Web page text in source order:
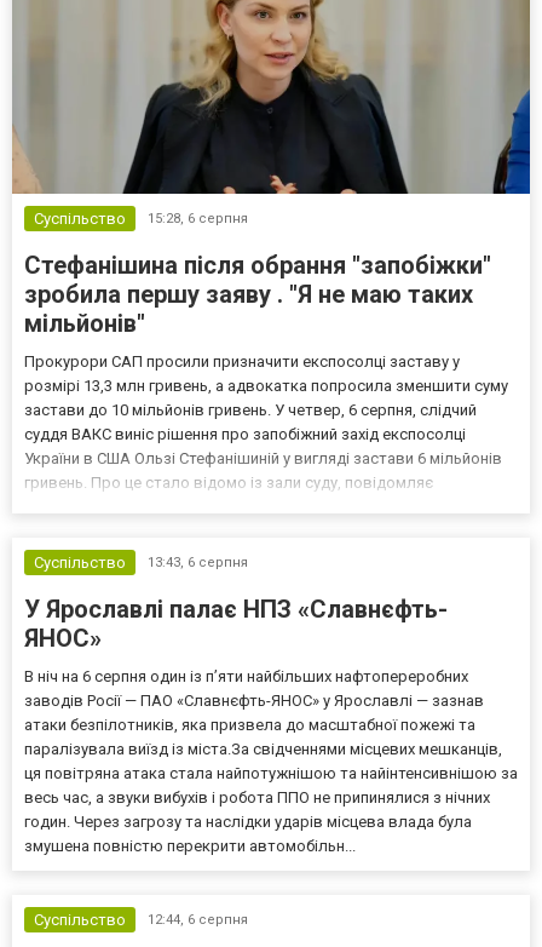
Суспільство 15:28, 6 серпня
Стефанішина після обрання "запобіжки"
зробила першу заяву . "Я не маю таких
мільйонів"
Прокурори САП просили призначити експосолці заставу у
розмірі 13,3 млн гривень, а адвокатка попросила зменшити суму
застави до 10 мільйонів гривень. У четвер, 6 серпня, слідчий
суддя ВАКС виніс рішення про запобіжний захід експосолці
України в США Ользі Стефанішиній у вигляді застави 6 мільйонів
гривень. Про це стало відомо із зали суду, повідомляє
Суспільство
13:43, 6 серпня
У Ярославлі палає НПЗ «Славнєфть-
ЯНОС»
В ніч на 6 серпня один із п’яти найбільших нафтопереробних
заводів Росії — ПАО «Славнєфть-ЯНОС» у Ярославлі — зазнав
атаки безпілотників, яка призвела до масштабної пожежі та
паралізувала виїзд із міста.За свідченнями місцевих мешканців,
ця повітряна атака стала найпотужнішою та найінтенсивнішою за
весь час, а звуки вибухів і робота ППО не припинялися з нічних
годин. Через загрозу та наслідки ударів місцева влада була
змушена повністю перекрити автомобільн...
Суспільство 12:44, 6 серпня